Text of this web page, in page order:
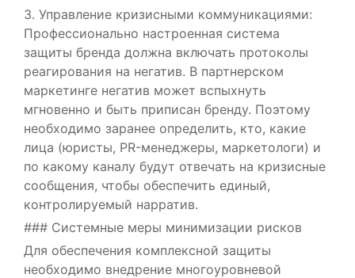
3. Управление кризисными коммуникациями:
Профессионально настроенная система
защиты бренда должна включать протоколы
реагирования на негатив. В партнерском
маркетинге негатив может вспыхнуть
мгновенно и быть приписан бренду. Поэтому
необходимо заранее определить, кто, какие
лица (юристы, PR-менеджеры, маркетологи) и
по какому каналу будут отвечать на кризисные
сообщения, чтобы обеспечить единый,
контролируемый нарратив.
### Системные меры минимизации рисков
Для обеспечения комплексной защиты
необходимо внедрение многоуровневой